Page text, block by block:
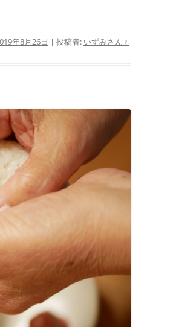
年8月26日 | 投稿者: いずみさん♀